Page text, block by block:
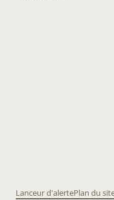
Lanceur d'alertePlan du